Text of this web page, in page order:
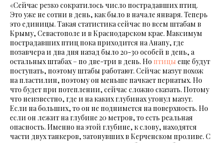
«Сейчас резко сократилось число пострадавших птиц.
Это уже не сотни в день, как было в начале января. Теперь
это единицы. Такая статистика сейчас по всем штабам в
Крыму, Севастополе и в Краснодарском крае. Максимум
пострадавших птиц пока приходится на Анапу, где
позавчера и два дня назад было 20-30 особей в день, а
остальных штабах – по две-три в день. Но птицы еще будут
поступать, поэтому штабы работают. Сейчас мазут похож
на пластилин, поэтому он меньше пачкает пернатых. Но
что будет при потеплении, сейчас сложно сказать. Потому
что неизвестно, где и на каких глубинах утонул мазут.
Если на больших, то он не поднимется на поверхность. Но
если он лежит на глубине 20 метров, то есть реальная
опасность. Именно на этой глубине, к слову, находятся
части двух танкеров, затонувших в Керченском проливе. С